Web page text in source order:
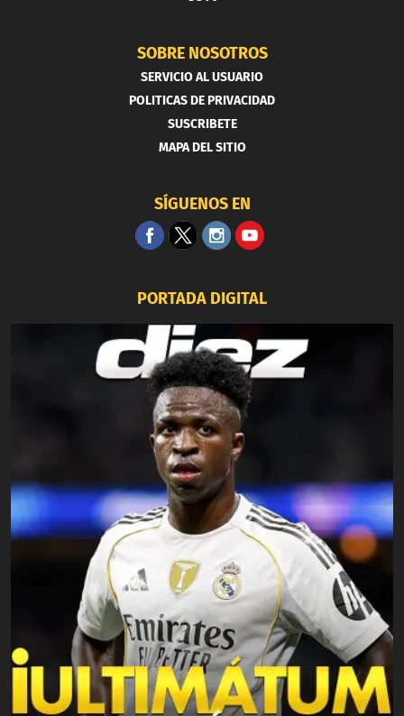
SOBRE NOSOTROS
SERVICIO AL USUARIO
POLITICAS DE PRIVACIDAD
SUSCRIBETE
MAPA DEL SITIO
SÍGUENOS EN
PORTADA DIGITAL